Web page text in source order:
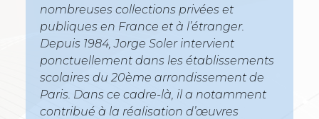
nombreuses collections privées et
publiques en France et à l’étranger.
Depuis 1984, Jorge Soler intervient
ponctuellement dans les établissements
scolaires du 20ème arrondissement de
Paris. Dans ce cadre-là, il a notamment
contribué à la réalisation d’œuvres